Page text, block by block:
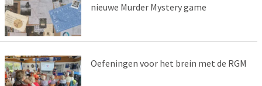
nieuwe Murder Mystery game
Oefeningen voor het brein met de RGM